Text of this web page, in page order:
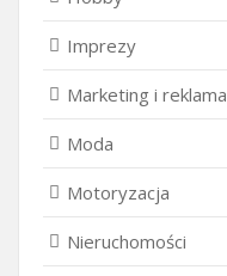
Imprezy
Marketing i reklama
Moda
Motoryzacja
Nieruchomości